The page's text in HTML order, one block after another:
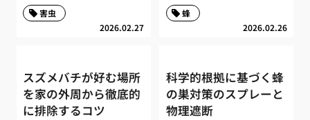
2026.02.27
害虫
2026.02.26
蜂
スズメバチが好む場所
を家の外周から徹底的
に排除するコツ
科学的根拠に基づく蜂
の巣対策のスプレーと
物理遮断